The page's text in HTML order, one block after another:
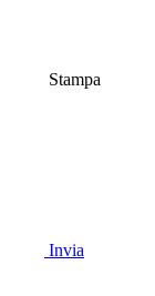
Stampa
Invia